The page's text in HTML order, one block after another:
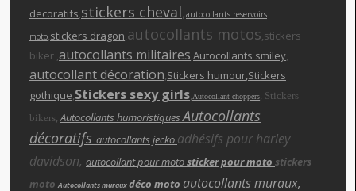
decoratifs,stickers cheval,autocollants reservoirs
moto,stickers dragon,autocollants motos,stickers
biker ,autocollants militaires,Autocollants smiley,
autocollant décoration,Stickers humour,Stickers
gothique,Stickers sexy girls,Autocollant choppers, Stickers
bikers,Autocollants humoristiquesAutocollants
décoratifs autocollants jecko adhésifs pour harley
davidson, autocollant pour motosticker pour moto stickers
motoAutocollants murauxdéco moto autocollants muraux,